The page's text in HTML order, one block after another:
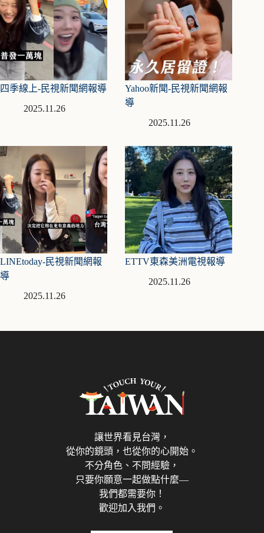
四季線上-民視新聞網報導
2025.11.26
Yahoo新聞-民視新聞網報
導
2025.11.26
LINEtoday-民視新聞網報
導
2025.11.26
ETTV東森美洲電視報導
2025.11.26
讓世界看見台灣，
從你的鏡頭，也從你的心開始。
不分角色、不問經驗，
只要你願意一起做點什麼—
我們都需要你！
歡迎加入我們。